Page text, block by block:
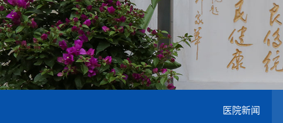
医院新闻